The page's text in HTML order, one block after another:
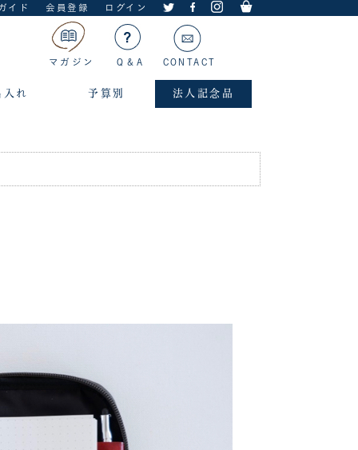
イド 会員登録 ログイン
マガジン Q＆A CONTACT
入れ 予算別 法人記念品